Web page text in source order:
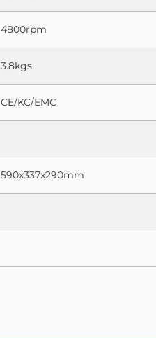
4800rpm
3.8kgs
CE/KC/EMC
590x337x290mm